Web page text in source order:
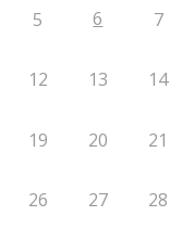
5 6 7
12 13 14
19 20 21
26 27 28